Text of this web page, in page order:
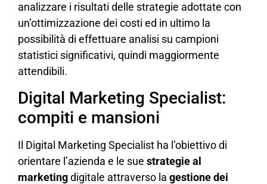
analizzare i risultati delle strategie adottate con
un’ottimizzazione dei costi ed in ultimo la
possibilità di effettuare analisi su campioni
statistici significativi, quindi maggiormente
attendibili.
Digital Marketing Specialist:
compiti e mansioni
Il Digital Marketing Specialist ha l’obiettivo di
orientare l’azienda e le sue strategie al
marketingdigitale attraverso la gestione dei